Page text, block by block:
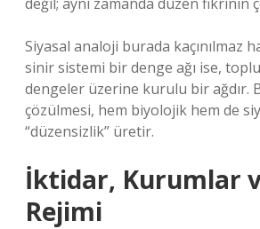
Siyasal analoji burada kaçınılmaz
sinir sistemi bir denge ağı ise,
dengeler üzerine kurulu bir ağdır.
çözülmesi, hem biyolojik hem de
“düzensizlik” üretir.
İktidar, Kurumlar
Rejimi